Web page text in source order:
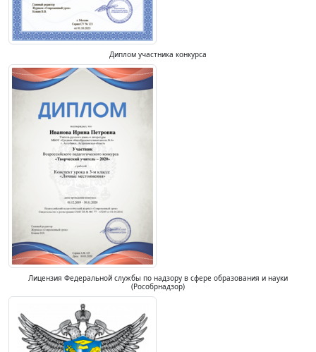
Диплом участника конкурса
Лицензия Федеральной службы по надзору в сфере образования и науки
(Рособрнадзор)